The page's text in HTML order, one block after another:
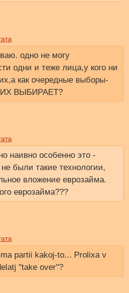
одно не могу
одни и теже лица,у кого ни
как очередные выборы-
ИХ ВЫБИРАЕТ?
наивно особенно это -
были такие технологии,
вложение еврозайма.
еврозайма???
partii kakoj-to... Prolixa v
"take over"?